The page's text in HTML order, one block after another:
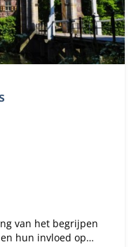
van het begrijpen
en hun invloed op